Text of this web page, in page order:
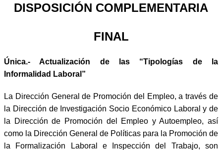
DISPOSICIÓN COMPLEMENTARIA
FINAL
Única.- Actualización de las “Tipologías de la
Informalidad Laboral”
La Dirección General de Promoción del Empleo, a través de
la Dirección de Investigación Socio Económico Laboral y de
la Dirección de Promoción del Empleo y Autoempleo, así
como la Dirección General de Políticas para la Promoción de
la Formalización Laboral e Inspección del Trabajo, son